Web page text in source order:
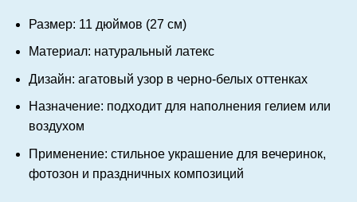
Размер: 11 дюймов (27 см)
Материал: натуральный латекс
Дизайн: агатовый узор в черно-белых оттенках
Назначение: подходит для наполнения гелием или
воздухом
Применение: стильное украшение для вечеринок,
фотозон и праздничных композиций